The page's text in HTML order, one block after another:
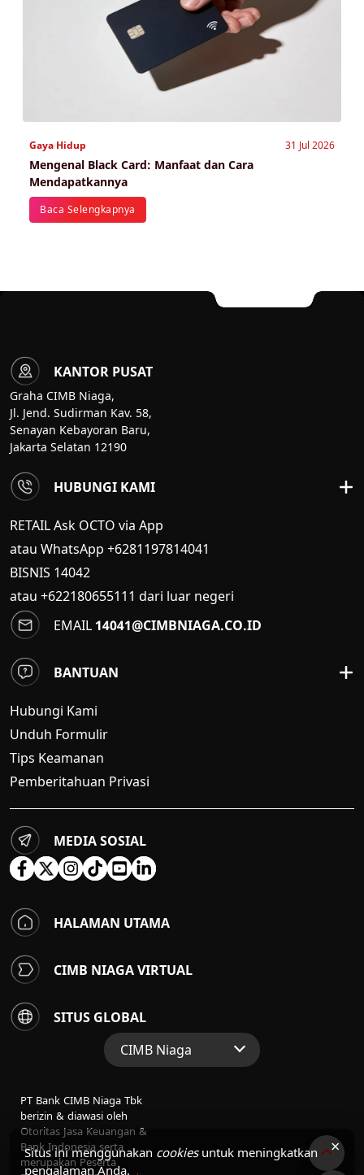
×
Situs ini menggunakan cookiesuntuk meningkatkan
pengalaman Anda.
Gaya Hidup 31 Jul 2026
Mengenal Black Card: Manfaat dan Cara
Mendapatkannya
Baca Selengkapnya
KANTOR PUSAT
Graha CIMB Niaga,
Jl. Jend. Sudirman Kav. 58,
Senayan Kebayoran Baru,
Jakarta Selatan 12190
HUBUNGI KAMI
RETAIL Ask OCTO via App
atau WhatsApp +6281197814041
BISNIS 14042
atau +622180655111 dari luar negeri
EMAIL 14041@CIMBNIAGA.CO.ID
BANTUAN
Hubungi Kami
Unduh Formulir
Tips Keamanan
Pemberitahuan Privasi
MEDIA SOSIAL
HALAMAN UTAMA
CIMB NIAGA VIRTUAL
SITUS GLOBAL
CIMB Niaga
Perbankan Konsumen
Perbankan Syariah
PT Bank CIMB Niaga Tbk
berizin & diawasi oleh
Otoritas Jasa Keuangan &
Bank Indonesia serta
merupakan Peserta